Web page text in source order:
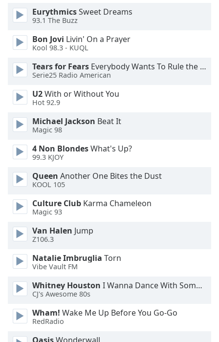
Color
Opacity
Caption
Area
Background
Color
Opacity
Font
Edge
Style
Font
Family
Reset
Done
EurythmicsSweet Dreams
93.1 The Buzz
Bon Jovi Livin' On a Prayer
Kool 98.3 - KUQL
Tears for Fears Everybody Wants To Rule the World
Serie25 Radio American
U2With or Without You
Hot 92.9
Michael Jackson Beat It
Magic 98
4 Non BlondesWhat's Up?
99.3 KJOY
Queen Another One Bites the Dust
KOOL 105
Culture Club Karma Chameleon
Magic 93
Van Halen Jump
Z106.3
Natalie Imbruglia Torn
Vibe Vault FM
Whitney Houston I Wanna Dance With Somebody
CJ's Awesome 80s
Wham! Wake Me Up Before You Go-Go
RedRadio